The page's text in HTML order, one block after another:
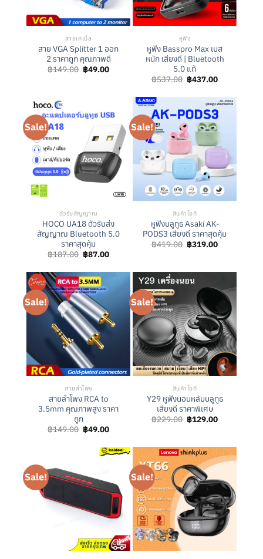
สายเคเบิ้ล
สาย VGA Splitter 1 ออก
2 ราคาถูก คุณภาพดี
฿149.00 Original
price
฿49.00Current
หูฟัง
หูฟัง Basspro Max เบส
หนัก เสียงดี | Bluetooth
5.0 แท้
฿537.00 Original
price
฿537.00.
฿437.00Current
฿437.00.
Sale!
ตัวรับสัญญาณ
HOCO UA18 ตัวรับส่ง
สัญญาณ Bluetooth 5.0
ราคาสุดคุ้ม
฿187.00 Original
price
฿187.00.
฿87.00Current
฿87.00.
Sale!
สินค้าไอที
หูฟังบลูทูธ Asaki AK-
PODS3 เสียงดี ราคาสุดคุ้ม
฿419.00 Original
price
฿319.00Current
Sale!
สายลำโพง
สายลำโพง RCA to
3.5mm คุณภาพสูง ราคา
ถูก
฿149.00 Original
price
฿149.00.
฿49.00Current
฿49.00.
Sale!
สินค้าไอที
Y29 หูฟังนอนหลับบลูทูธ
เสียงดี ราคาพิเศษ
฿229.00 Original
price
฿129.00Current
Sale! Sale!